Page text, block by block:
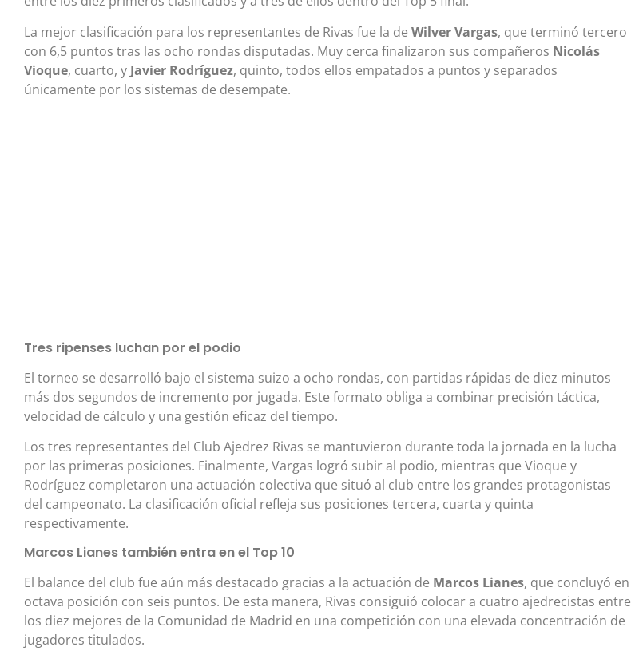
La mejor clasificación para los representantes de Rivas fue la de Wilver Vargas, que terminó tercero
con 6,5 puntos tras las ocho rondas disputadas. Muy cerca finalizaron sus compañeros Nicolás
Vioque, cuarto, y Javier Rodríguez, quinto, todos ellos empatados a puntos y separados
únicamente por los sistemas de desempate.
Tres ripenses luchan por el podio
El torneo se desarrolló bajo el sistema suizo a ocho rondas, con partidas rápidas de diez minutos
más dos segundos de incremento por jugada. Este formato obliga a combinar precisión táctica,
velocidad de cálculo y una gestión eficaz del tiempo.
Los tres representantes del Club Ajedrez Rivas se mantuvieron durante toda la jornada en la lucha
por las primeras posiciones. Finalmente, Vargas logró subir al podio, mientras que Vioque y
Rodríguez completaron una actuación colectiva que situó al club entre los grandes protagonistas
del campeonato. La clasificación oficial refleja sus posiciones tercera, cuarta y quinta
respectivamente.
Marcos Lianes también entra en el Top 10
El balance del club fue aún más destacado gracias a la actuación de Marcos Lianes, que concluyó en
octava posición con seis puntos. De esta manera, Rivas consiguió colocar a cuatro ajedrecistas entre
los diez mejores de la Comunidad de Madrid en una competición con una elevada concentración de
jugadores titulados.